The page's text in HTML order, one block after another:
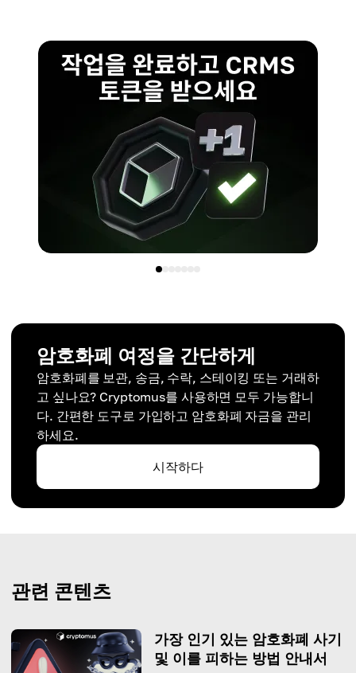
암호화폐 여정을 간단하게
암호화폐를 보관, 송금, 수락, 스테이킹 또는 거래하
고 싶나요? Cryptomus를 사용하면 모두 가능합니
다. 간편한 도구로 가입하고 암호화폐 자금을 관리
하세요.
시작하다
관련 콘텐츠
가장 인기 있는 암호화폐 사기
및 이를 피하는 방법 안내서